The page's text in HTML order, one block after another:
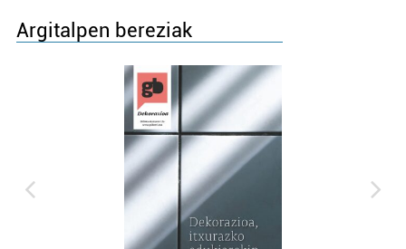
Argitalpen bereziak